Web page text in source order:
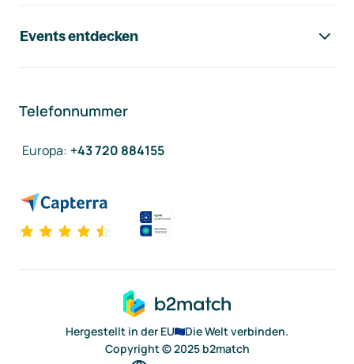
Events entdecken
Telefonnummer
Europa: +43 720 884155
Hergestellt in der EU
Die Welt verbinden.
Copyright © 2025 b2match